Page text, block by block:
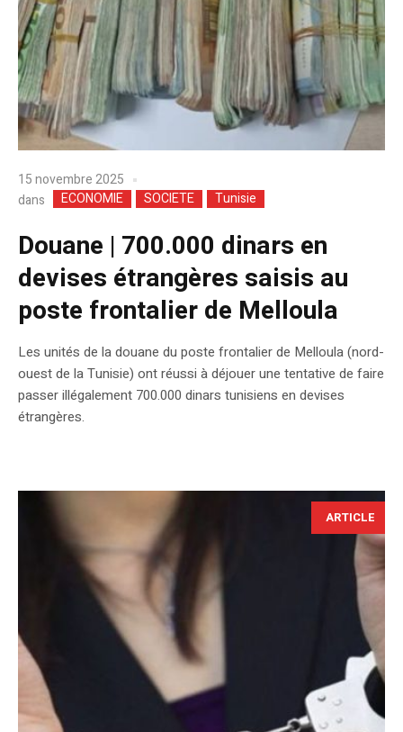
15 novembre 2025
dans
ECONOMIE SOCIETE Tunisie
Douane | 700.000 dinars en
devises étrangères saisis au
poste frontalier de Melloula
Les unités de la douane du poste frontalier de Melloula (nord-
ouest de la Tunisie) ont réussi à déjouer une tentative de faire
passer illégalement 700.000 dinars tunisiens en devises
étrangères.
ARTICLE